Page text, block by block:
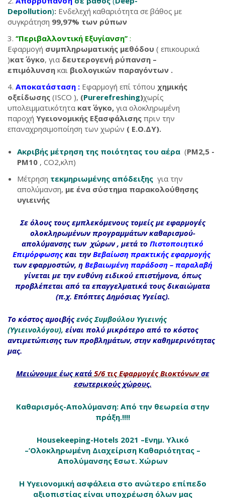
Depollution): Ενδελεχή καθαριότητα σε βάθος με
συγκράτηση 99,97% των ρύπων
‘’Περιβαλλοντική Εξυγίανση’’ :
Εφαρμογή συμπληρωματικής μεθόδου ( επικουρικά
)κατ΄ όγκο, για δευτερογενή ρύπανση –
επιμόλυνση και βιολογικών παραγόντων .
Αποκατάσταση : Εφαρμογή επί τόπου χημικής
οξείδωσης (ISCO ), (Purerefreshing)χωρίς
υπολειμματικότητα κατ΄ όγκο, για ολοκληρωμένη
παροχή Υγειονομικής Εξασφάλισης πριν την
επαναχρησιμοποίηση των χωρών ( Ε.Ο.ΔΥ).
Ακριβής μέτρηση της ποιότητας του αέρα (PM2,5 -
PM10 , CO2,κλπ)
Μέτρηση τεκμηριωμένης απόδειξης για την
απολύμανση, με ένα σύστημα παρακολούθησης
υγιεινής
Σε όλους τους εμπλεκόμενους τομείς με εφαρμογές
ολοκληρωμένων προγραμμάτων καθαρισμού-
απολύμανσης των χώρων , μετά το Πιστοποιητικό
Επιμόρφωσηςκαι τηνΒεβαίωση πρακτικής εφαρμογής
των εφαρμοστών, η Βεβαιωμένη παράδοση – παραλαβή
γίνεται με την ευθύνη ειδικού επιστήμονα, όπως
προβλέπεται από τα επαγγελματικά τους δικαιώματα
(π.χ. Επόπτες Δημόσιας Υγείας).
Το κόστος αμοιβής ενός Συμβούλου Υγιεινής
(Υγιεινολόγου), είναι πολύ μικρότερο από το κόστος
αντιμετώπισης των προβλημάτων, στην καθημερινότητας
μας.
Μειώνουμε έως κατά 5/6τις Εφαρμογές Βιοκτόνων σε
εσωτερικούς χώρους.
Καθαρισμός-Απολύμανση: Από την θεωρεία στην
πράξη.!!!!
Housekeeping-Hotels 2021 –Ενημ. Υλικό
–’Ολοκληρωμένη Διαχείριση Καθαριότητας –
Απολύμανσης Εσωτ. Χώρων
Η Υγειονομική ασφάλεια στο ανώτερο επίπεδο
αξιοπιστίας είναι υποχρέωση όλων μας